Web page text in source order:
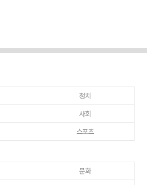
정치
사회
스포츠
문화